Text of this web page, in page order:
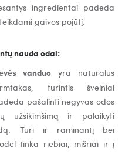
ingredientai padeda
gaivos pojūtį.
nauda odai:
vanduo yra natūralus
turintis švelniai
pašalinti negyvas odos
užsikimšimą ir palaikyti
Turi ir raminantį bei
tinka riebiai, mišriai ir į